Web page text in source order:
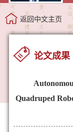
返回中文主页
论文成果
Quadruped